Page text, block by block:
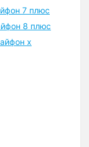
7 плюс
8 плюс
x